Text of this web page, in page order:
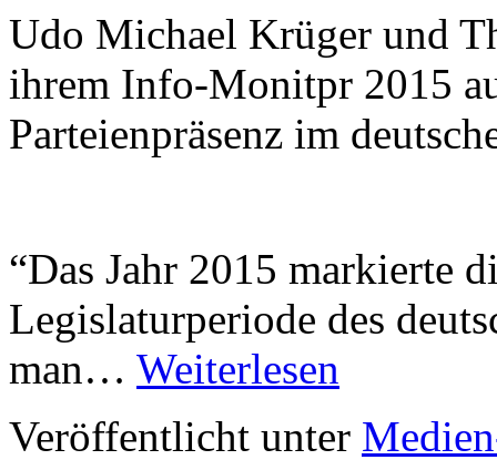
Udo Michael Krüger und
ihrem Info-Monitpr 2015
Parteienpräsenz im
“Das Jahr 2015 markierte
Legislaturperiode des
man… Weiterlesen
Veröffentlicht unter